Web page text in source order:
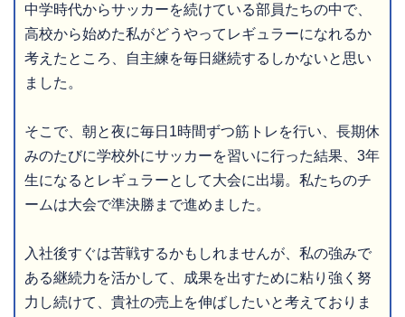
中学時代からサッカーを続けている部員たちの中で、
高校から始めた私がどうやってレギュラーになれるか
考えたところ、自主練を毎日継続するしかないと思い
ました。
そこで、朝と夜に毎日1時間ずつ筋トレを行い、長期休
みのたびに学校外にサッカーを習いに行った結果、3年
生になるとレギュラーとして大会に出場。私たちのチ
ームは大会で準決勝まで進めました。
入社後すぐは苦戦するかもしれませんが、私の強みで
ある継続力を活かして、成果を出すために粘り強く努
力し続けて、貴社の売上を伸ばしたいと考えておりま